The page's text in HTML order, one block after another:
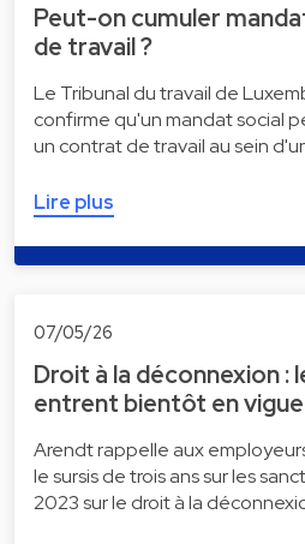
Peut-on cumuler
de travail ?
Le Tribunal du travail de
confirme qu'un mandat social
un contrat de travail au sein
Lire plus
07/05/26
Droit à la déconnexion :
entrent bientôt en
Arendt rappelle aux
le sursis de trois ans sur les
2023 sur le droit à la